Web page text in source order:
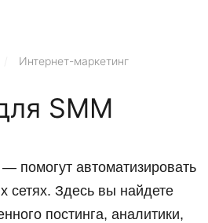
Интернет-маркетинг
SMM
— помогут автоматизировать
сетях. Здесь вы найдете
постинга, аналитики,